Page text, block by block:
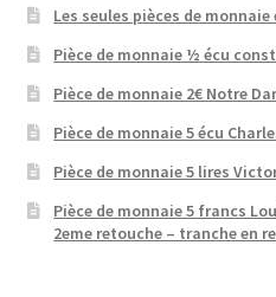
Les seules pièces de
Pièce de monnaie ½ écu
Pièce de monnaie 2€ Notre
Pièce de monnaie 5 écu
Pièce de monnaie 5 lires
Pièce de monnaie 5 francs
2eme retouche – tranche en